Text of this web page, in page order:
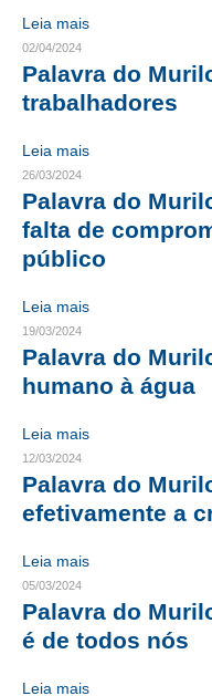
FGTS CORREÇÃO
LEI 4.950-A/1966 – PISO
LEI 5.194/1966 –
LEI 6.496/1977 – ART
RES 1.002/2002 – CÓDIGO
PISO SALARIAL
FIQUE POR DENTRO
EMPREGO E ESTÁGIO
CARREIRA
AUTÔNOMOS E SERVIÇOS
NEWSLETTER
Leia mais
02/04/2024
Palavra do
trabalhadores
Leia mais
26/03/2024
Palavra do
falta de
público
Leia mais
19/03/2024
Palavra do
humano à água
Leia mais
12/03/2024
Palavra do
efetivamente a
Leia mais
05/03/2024
Palavra do
é de todos nós
Leia mais